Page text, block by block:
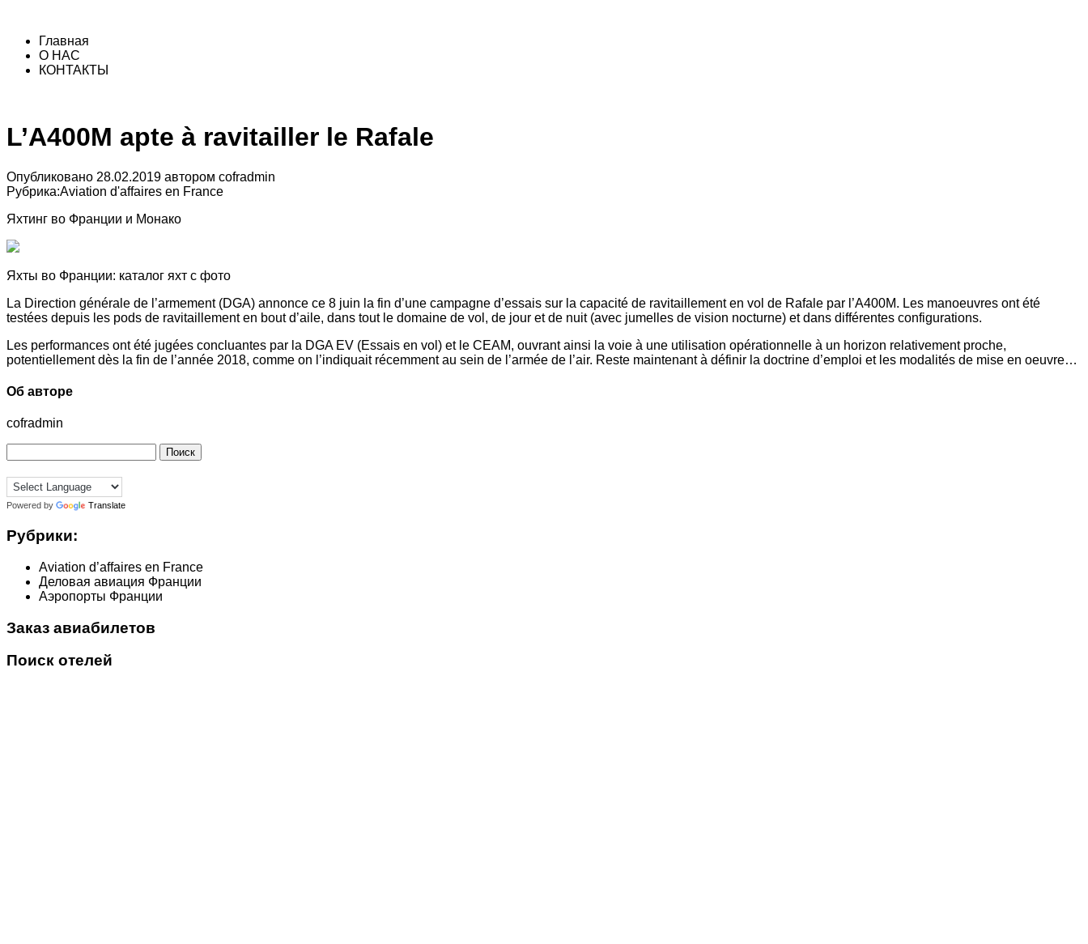
Главная
О НАС
КОНТАКТЫ
L’A400M apte à ravitailler le Rafale
Опубликовано 28.02.2019 автором cofradmin
Рубрика:Aviation d'affaires en France
Яхтинг во Франции и Монако
Яхты во Франции: каталог яхт с фото
La Direction générale de l’armement (DGA) annonce ce 8 juin la fin d’une campagne d’essais sur la capacité de ravitaillement en vol de Rafale par l’A400M. Les manoeuvres ont été
testées depuis les pods de ravitaillement en bout d’aile, dans tout le domaine de vol, de jour et de nuit (avec jumelles de vision nocturne) et dans différentes configurations.
Les performances ont été jugées concluantes par la DGA EV (Essais en vol) et le CEAM, ouvrant ainsi la voie à une utilisation opérationnelle à un horizon relativement proche,
potentiellement dès la fin de l’année 2018, comme on l’indiquait récemment au sein de l’armée de l’air. Reste maintenant à définir la doctrine d’emploi et les modalités de mise en oeuvre…
Об авторе
cofradmin
Powered by Translate
Рубрики:
Aviation d’affaires en France
Деловая авиация Франции
Аэропорты Франции
Заказ авиабилетов
Поиск отелей